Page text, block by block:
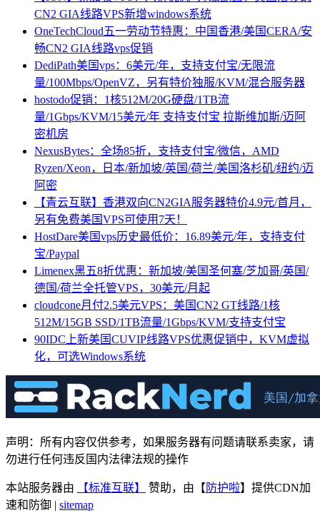
CN2 GIA线路VPS新增windows系统
OneTechCloud五一劳动节特惠：中国香港/美国CERA/安
畅CN2 GIA线路vps促销
DediPath美国vps：6美元/年，支持支付宝/无限流
量/100Mbps/OpenVZ，另有特价独服/KVM/混合服务器
hostodo促销：1核512M/20G硬盘/1TB流
量/1Gbps/KVM/15美元/年 支持支付宝 拉斯维加斯/迈阿
密机房
NexusBytes：全场85折，支持支付宝/微信，AMD
Ryzen/Xeon，日本/新加坡/英国/荷兰/美国洛杉矶/纽约/迈
阿密
【青云互联】香港双向CN2GIA服务器特价4.9元/首月，
另有免费美国VPS可使用7天！
HostDare美国vps历史最低价：16.89美元/年，支持支付
宝/Paypal
Limenex黑五8折优惠：新加坡/美国圣何塞/芝加哥/英国/
德国/荷兰全托管VPS，30美元/月起
cloudcone月付2.5美元VPS：美国CN2 GT线路/1核
512M/15GB SSD/1TB流量/1Gbps/KVM/支持支付宝
90IDC上新美国CUVIP线路VPS优惠促销中，KVM虚拟
化，可选Windows系统
声明：所有内容仅供参考，如果服务器有问题请联系卖家，请
勿进行任何违反国内法律法规的操作
本站服务器由 【标准互联】 赞助，由【 防护啦】提供CDN加
速和防御 | sitemap